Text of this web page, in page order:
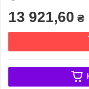
13 921,60 ₴